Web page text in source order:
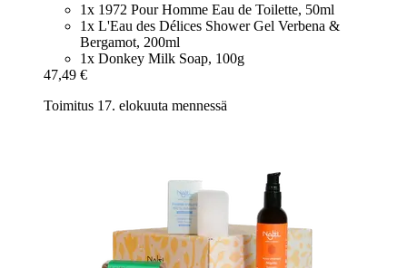
1x 1972 Pour Homme Eau de Toilette, 50ml
1x L'Eau des Délices Shower Gel Verbena &
Bergamot, 200ml
1x Donkey Milk Soap, 100g
47,49 €
Toimitus 17. elokuuta mennessä